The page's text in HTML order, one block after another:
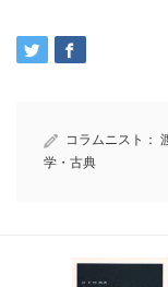
コラムニスト：
学・古典